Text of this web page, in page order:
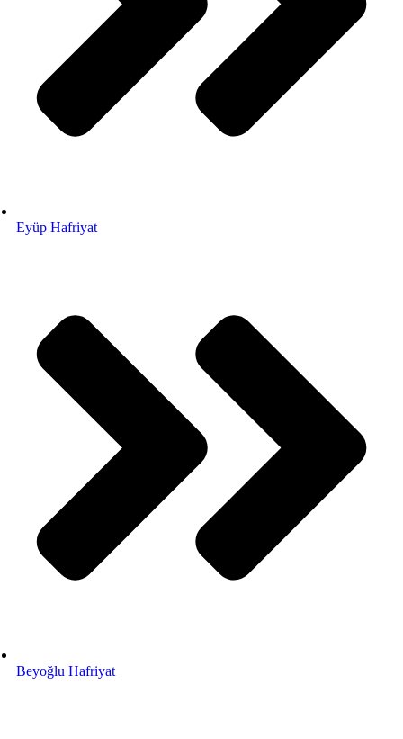
Eyüp Hafriyat
Beyoğlu Hafriyat